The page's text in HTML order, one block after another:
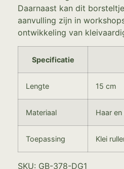
Daarnaast kan dit
aanvulling zijn in
ontwikkeling van
Specificatie
Lengte 15 cm
Materiaal Haar
Toepassing Klei
SKU: GB-378-DG1